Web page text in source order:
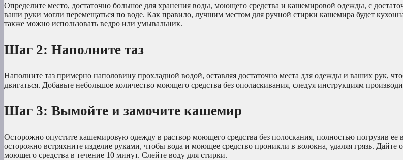
Определите место, достаточно большое для хранения воды, моющего средства и кашемировой одежды, с
ваши руки могли перемещаться по воде. Как правило, лучшим местом для ручной стирки кашемира будет
также можно использовать ведро или умывальник.
Шаг 2: Наполните таз
Наполните таз примерно наполовину прохладной водой, оставляя достаточно места для одежды и ваших рук,
двигаться. Добавьте небольшое количество моющего средства без ополаскивания, следуя инструкциям
Шаг 3: Вымойте и замочите кашемир
Осторожно опустите кашемировую одежду в раствор моющего средства без полоскания, полностью погрузив ее
осторожно встряхните изделие руками, чтобы вода и моющее средство проникли в волокна, удаляя грязь. Дайте
моющего средства в течение 10 минут. Слейте воду для стирки.